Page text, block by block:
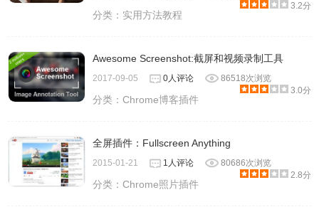
3.2分
分类： 实用方法教程
Awesome Screenshot:截屏和视频录制工具
2017-09-05 0人评论
86518次浏览
3.0分
分类：Chrome博客插件
全屏插件：Fullscreen Anything
2015-01-21 1人评论
80686次浏览
2.8分
分类：Chrome照片插件